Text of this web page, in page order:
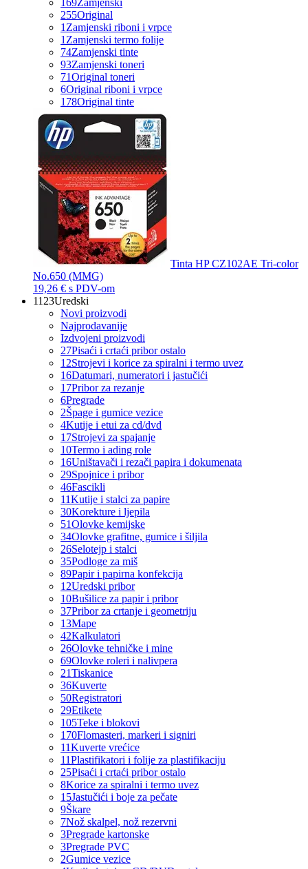
169Zamjenski
255Original
1 Zamjenski riboni i vrpce
1 Zamjenski termo folije
74Zamjenski tinte
93Zamjenski toneri
71Original toneri
6Original riboni i vrpce
178Original tinte
Tinta HP CZ102AE Tri-color
No.650 (MMG)
19,26 € s PDV-om
1123Uredski
Novi proizvodi
Najprodavanije
Izdvojeni proizvodi
27Pisaći i crtaći pribor ostalo
12Strojevi i korice za spiralni i termo uvez
16Datumari, numeratori i jastučići
17Pribor za rezanje
6Pregrade
2Špage i gumice vezice
4Kutije i etui za cd/dvd
17Strojevi za spajanje
10Termo i ading role
16Uništavači i rezači papira i dokumenata
29Spojnice i pribor
46Fascikli
11Kutije i stalci za papire
30Korekture i ljepila
51Olovke kemijske
34Olovke grafitne, gumice i šiljila
26Selotejp i stalci
35Podloge za miš
89Papir i papirna konfekcija
12Uredski pribor
10Bušilice za papir i pribor
37Pribor za crtanje i geometriju
13Mape
42Kalkulatori
26Olovke tehničke i mine
69Olovke roleri i nalivpera
21Tiskanice
36Kuverte
50Registratori
29Etikete
105Teke i blokovi
170Flomasteri, markeri i signiri
11Kuverte vrećice
11Plastifikatori i folije za plastifikaciju
25Pisaći i crtaći pribor ostalo
8Korice za spiralni i termo uvez
15Jastučići i boje za pečate
9Škare
7Nož skalpel, nož rezervni
3Pregrade kartonske
3Pregrade PVC
2Gumice vezice